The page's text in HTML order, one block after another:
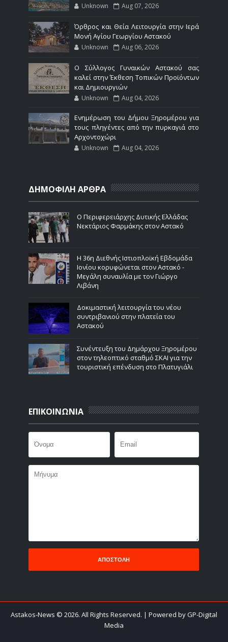
Unknown Aug 07, 2026
Όρθρος και Θεία Λειτουργία στην Ιερά
Μονή Αγίου Γεωργίου Αστακού
Unknown Aug 06, 2026
Ο Σύλλογος Γυναικών Αστακού σας
καλεί στην Έκθεση Τοπικών Προϊόντων
και Δημιουργιών
Unknown Aug 04, 2026
Ενημέρωση του Δήμου Ξηρομέρου για
τους πληγέντες από την πυρκαγιά στο
Αρχοντοχώρι
Unknown Aug 04, 2026
ΔΗΜΟΦΙΛΗ ΑΡΘΡΑ
Ο Περιφερειάρχης Δυτικής Ελλάδας
Νεκτάριος Φαρμάκης στον Αστακό
Η 36η Διεθνής Ιστιοπλοϊκή Εβδομάδα
Ιονίου κορυφώνεται στον Αστακό -
Μεγάλη συναυλία με τον Γιώργο
Λιβάνη
Δοκιμαστική λειτουργία του νέου
συντριβανιού στην πλατεία του
Αστακού
Συνέντευξη του Δημάρχου Ξηρομέρου
στον τηλεοπτικό σταθμό ΣΚΑΙ για την
τουριστική επένδυση στο Πλατυγιάλι
ΕΠΙΚΟΙΝΩΝΙΑ
Astakos-News © 2026. All Rights Reserved. | Powered by GP-Digital
Media